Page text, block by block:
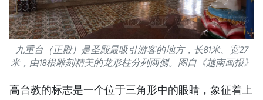
九重台（正殿）是圣殿最吸引游客的地方，长81米、宽27
米，由18根雕刻精美的龙形柱分列两侧。图自《越南画报》
高台教的标志是一个位于三角形中的眼睛，象征着上